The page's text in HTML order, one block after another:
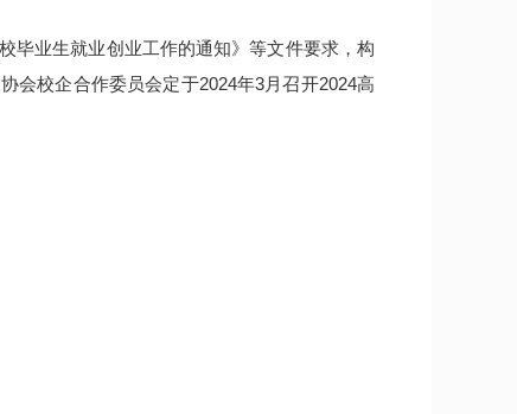
毕业生就业创业工作的通知》等文件要求，构
会校企合作委员会定于2024年3月召开2024高